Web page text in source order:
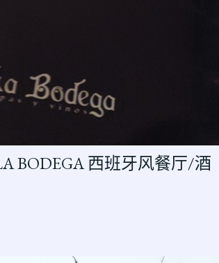
BODEGA 西班牙风餐厅/酒